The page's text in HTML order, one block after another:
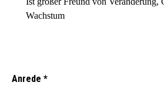
Wachstum
Anrede